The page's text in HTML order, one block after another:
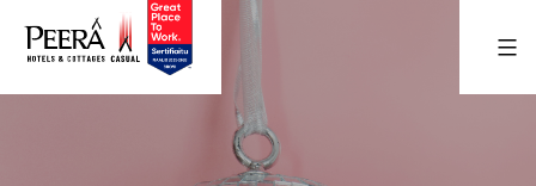
suoraan
sisältöön